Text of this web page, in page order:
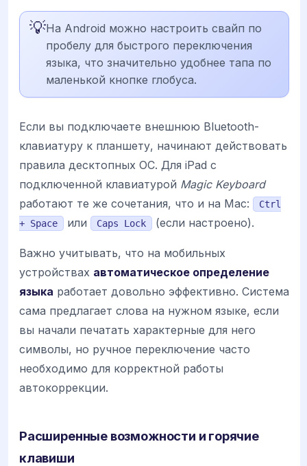
💡На Android можно настроить свайп по
пробелу для быстрого переключения
языка, что значительно удобнее тапа по
маленькой кнопке глобуса.
Если вы подключаете внешнюю Bluetooth-
клавиатуру к планшету, начинают действовать
правила десктопных ОС. Для iPad с
подключенной клавиатурой Magic Keyboard
работают те же сочетания, что и на Mac:
Ctrl
+ Space
или Caps Lock (если настроено).
Важно учитывать, что на мобильных
устройствах автоматическое определение
языка работает довольно эффективно. Система
сама предлагает слова на нужном языке, если
вы начали печатать характерные для него
символы, но ручное переключение часто
необходимо для корректной работы
автокоррекции.
Расширенные возможности и горячие
клавиши